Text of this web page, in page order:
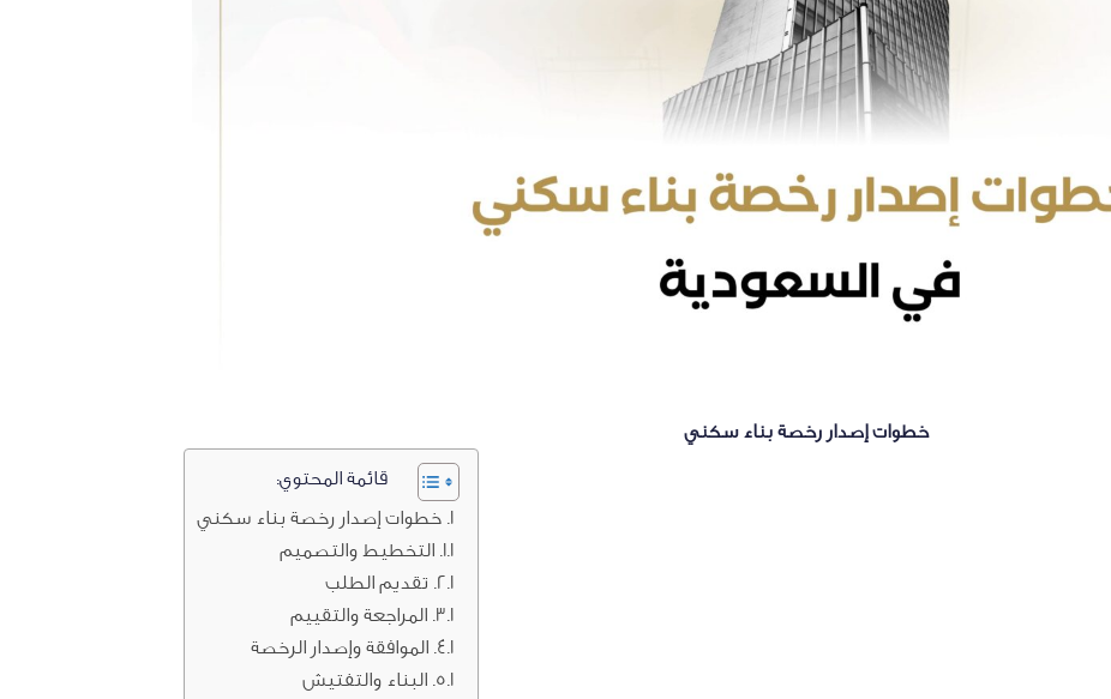
خطوات إصدار رخصة بناء سكني
قائمة المحتوي:
خطوات إصدار رخصة بناء سكني
التخطيط والتصميم
تقديم الطلب
المراجعة والتقييم
الموافقة وإصدار الرخصة
البناء والتفتيش